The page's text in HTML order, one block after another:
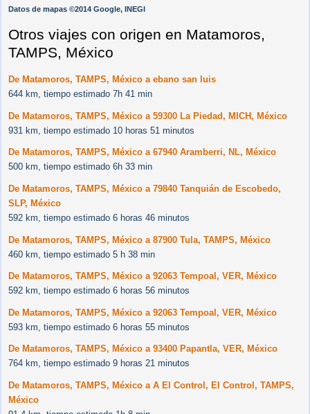
Datos de mapas ©2014 Google, INEGI
Otros viajes con origen en Matamoros,
TAMPS, México
De Matamoros, TAMPS, México a ebano san luis
644 km, tiempo estimado 7h 41 min
De Matamoros, TAMPS, México a 59300 La Piedad, MICH, México
931 km, tiempo estimado 10 horas 51 minutos
De Matamoros, TAMPS, México a 67940 Aramberri, NL, México
500 km, tiempo estimado 6h 33 min
De Matamoros, TAMPS, México a 79840 Tanquián de Escobedo,
SLP, México
592 km, tiempo estimado 6 horas 46 minutos
De Matamoros, TAMPS, México a 87900 Tula, TAMPS, México
460 km, tiempo estimado 5 h 38 min
De Matamoros, TAMPS, México a 92063 Tempoal, VER, México
592 km, tiempo estimado 6 horas 56 minutos
De Matamoros, TAMPS, México a 92063 Tempoal, VER, México
593 km, tiempo estimado 6 horas 55 minutos
De Matamoros, TAMPS, México a 93400 Papantla, VER, México
764 km, tiempo estimado 9 horas 21 minutos
De Matamoros, TAMPS, México a A El Control, El Control, TAMPS,
México